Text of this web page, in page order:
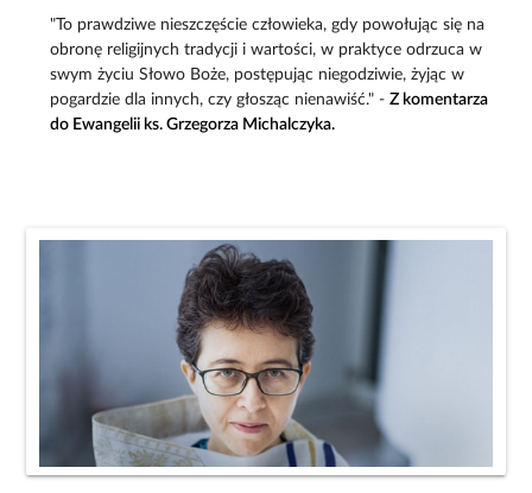
"To prawdziwe nieszczęście człowieka, gdy powołując się na
obronę religijnych tradycji i wartości, w praktyce odrzuca w
swym życiu Słowo Boże, postępując niegodziwie, żyjąc w
pogardzie dla innych, czy głosząc nienawiść." -Z komentarza
do Ewangelii ks. Grzegorza Michalczyka.